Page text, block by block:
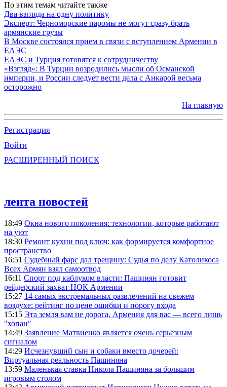
По этим темам читайте также
Два взгляда на одну политику
Эксперт: Черноморские паромы не могут сразу брать
армянские грузы
В Москве состоялся прием в связи с вступлением Армении в
ЕАЭС
ЕАЭС и Турция готовятся к сотрудничеству
«Взгляд»: В Турции возродились мысли об Османской
империи, и России следует вести дела с Анкарой весьма
осторожно
На главную
Регистрация
Войти
РАСШИРЕННЫЙ ПОИСК
лента новостей
18:49 Окна нового поколения: технологии, которые работают
на уют
18:30 Ремонт кухни под ключ: как формируется комфортное
пространство
16:51 Судебный фарс дал трещину: Судья по делу Католикоса
Всех Армян взял самоотвод
16:11 Спорт под каблуком власти: Пашинян готовит
рейдерский захват НОК Армении
15:27 14 самых экстремальных развлечений на свежем
воздухе: рейтинг по цене ошибки и порогу входа
15:15 Эта земля вам не дорога, Армения для вас — всего лишь
"хопан"
14:49 Заявление Матвиенко является очень серьезным
сигналом
14:29 Исчезнувший сын и собаки вместо дочерей:
Виртуальная реальность Пашиняна
13:59 Маленькая ставка Никола Пашиняна за большим
игровым столом